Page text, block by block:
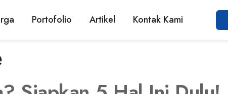
Portofolio Artikel Kontak Kami